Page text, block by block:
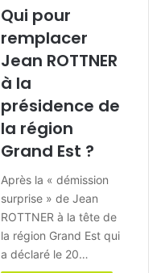
Qui pour
remplacer
Jean ROTTNER
à la
présidence de
la région
Grand Est ?
Après la « démission
surprise » de Jean
ROTTNER à la tête de
la région Grand Est qui
a déclaré le 20…